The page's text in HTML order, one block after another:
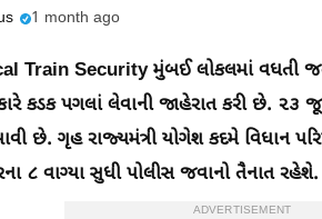
1 month ago
Train Security મુંબઈ લોકલમાં વધતી
કડક પગલાં લેવાની જાહેરાત કરી છે. ૨૩
છે. ગૃહ રાજ્યમંત્રી યોગેશ કદમે વિધાન
૮ વાગ્યા સુધી પોલીસ જવાનો તૈનાત રહેશે.
ADVERTISEMENT